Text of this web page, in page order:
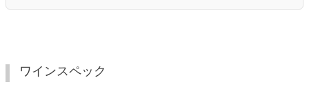
ワインスペック